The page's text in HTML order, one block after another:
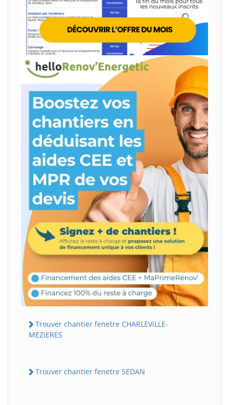
Trouver chantier fenetre CHARLEViLLE-
MEZiERES
Trouver chantier fenetre SEDAN